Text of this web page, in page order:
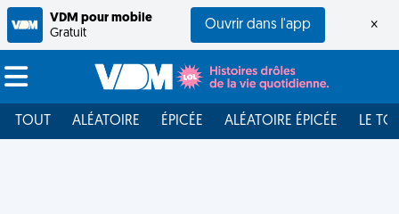
VDM pour mobile
Gratuit
Ouvrir dans l'app ×
TOUT ALÉATOIRE ÉPICÉE ALÉATOIRE ÉPICÉE LE